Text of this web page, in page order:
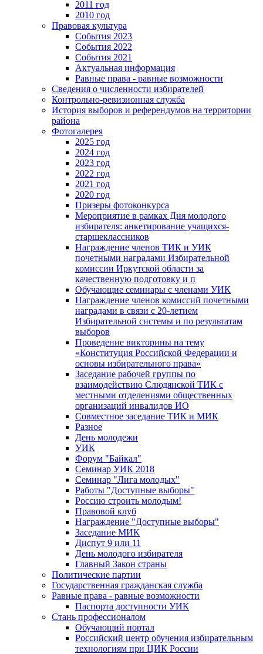
2011 год
2010 год
Правовая культура
События 2023
События 2022
События 2021
Актуальная информация
Равные права - равные возможности
Сведения о численности избирателей
Контрольно-ревизионная служба
История выборов и референдумов на территории
района
Фотогалерея
2025 год
2024 год
2023 год
2022 год
2021 год
2020 год
Призеры фотоконкурса
Мероприятие в рамках Дня молодого
избирателя: анкетирование учащихся-
старшеклассников
Награждение членов ТИК и УИК
почетными наградами Избирательной
комиссии Иркутской области за
качественную подготовку и п
Обучающие семинары с членами УИК
Награждение членов комиссий почетными
наградами в связи с 20-летием
Избирательной системы и по результатам
выборов
Проведение викторины на тему
«Конституция Российской Федерации и
основы избирательного права»
Заседание рабочей группы по
взаимодействию Слюдянской ТИК с
местными отделениями общественных
организаций инвалидов ИО
Совместное заседание ТИК и МИК
Разное
День молодежи
УИК
Форум "Байкал"
Семинар УИК 2018
Семинар "Лига молодых"
Работы "Доступные выборы"
Россию строить молодым!
Правовой клуб
Награждение "Доступные выборы"
Заседание МИК
Диспут 9 или 11
День молодого избирателя
Главный Закон страны
Политические партии
Государственная гражданская служба
Равные права - равные возможности
Паспорта доступности УИК
Стань профессионалом
Обучающий портал
Российский центр обучения избирательным
технологиям при ЦИК России